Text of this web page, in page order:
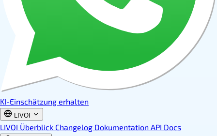
KI-Einschätzung erhalten
LIVOI
LIVOI Überblick Changelog Dokumentation API Docs